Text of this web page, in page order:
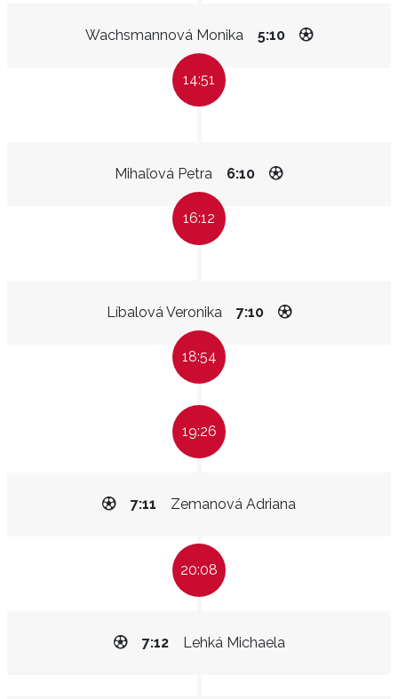
Wachsmannová Monika 5:10
14:51
Mihaľová Petra 6:10
16:12
Líbalová Veronika 7:10
18:54
19:26
Zemanová Adriana
7:11
20:08
Lehká Michaela
7:12